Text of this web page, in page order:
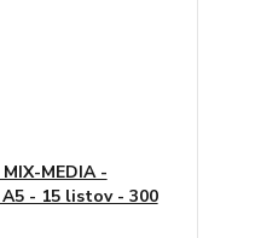
MEDIA -
- 15 listov - 300